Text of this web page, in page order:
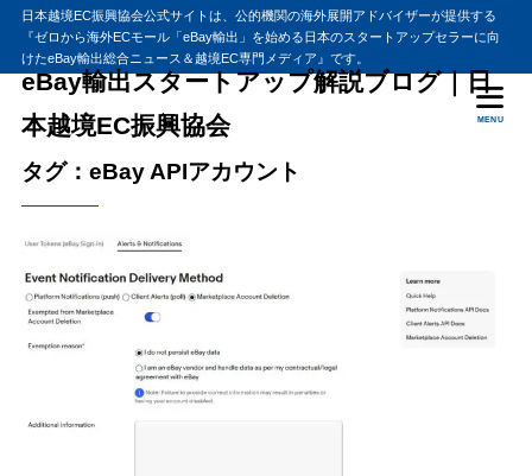
日本越境EC振興協会公式サイトは、公的機関の海外展開アドバイザーが提供する
『ゼロから海外ECモール「eBay輸出」を始める日本のスタートアップセラーに向
けたeBay輸出総合ニュース＆越境EC専門メディア』です。
eBay輸出スタートアップ解説ブログ｜日
本越境EC振興協会
MENU
タグ：eBay APIアカウント